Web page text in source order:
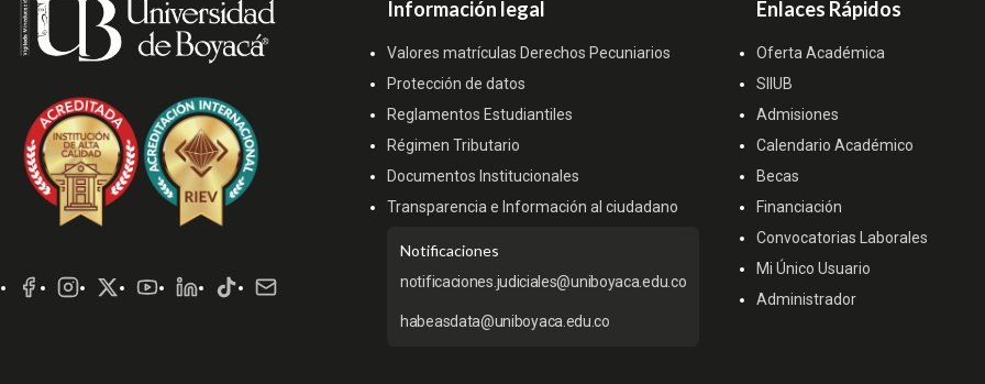
Sociales
Información legal
Valores matrículas Derechos Pecuniarios
Protección de datos
Reglamentos Estudiantiles
Régimen Tributario
Documentos Institucionales
Transparencia e Información al ciudadano
Notificaciones
notificaciones.judiciales@uniboyaca.edu.co
habeasdata@uniboyaca.edu.co
Enlaces Rápidos
Oferta Académica
SIIUB
Admisiones
Calendario Académico
Becas
Financiación
Convocatorias Laborales
Mi Único Usuario
Administrador